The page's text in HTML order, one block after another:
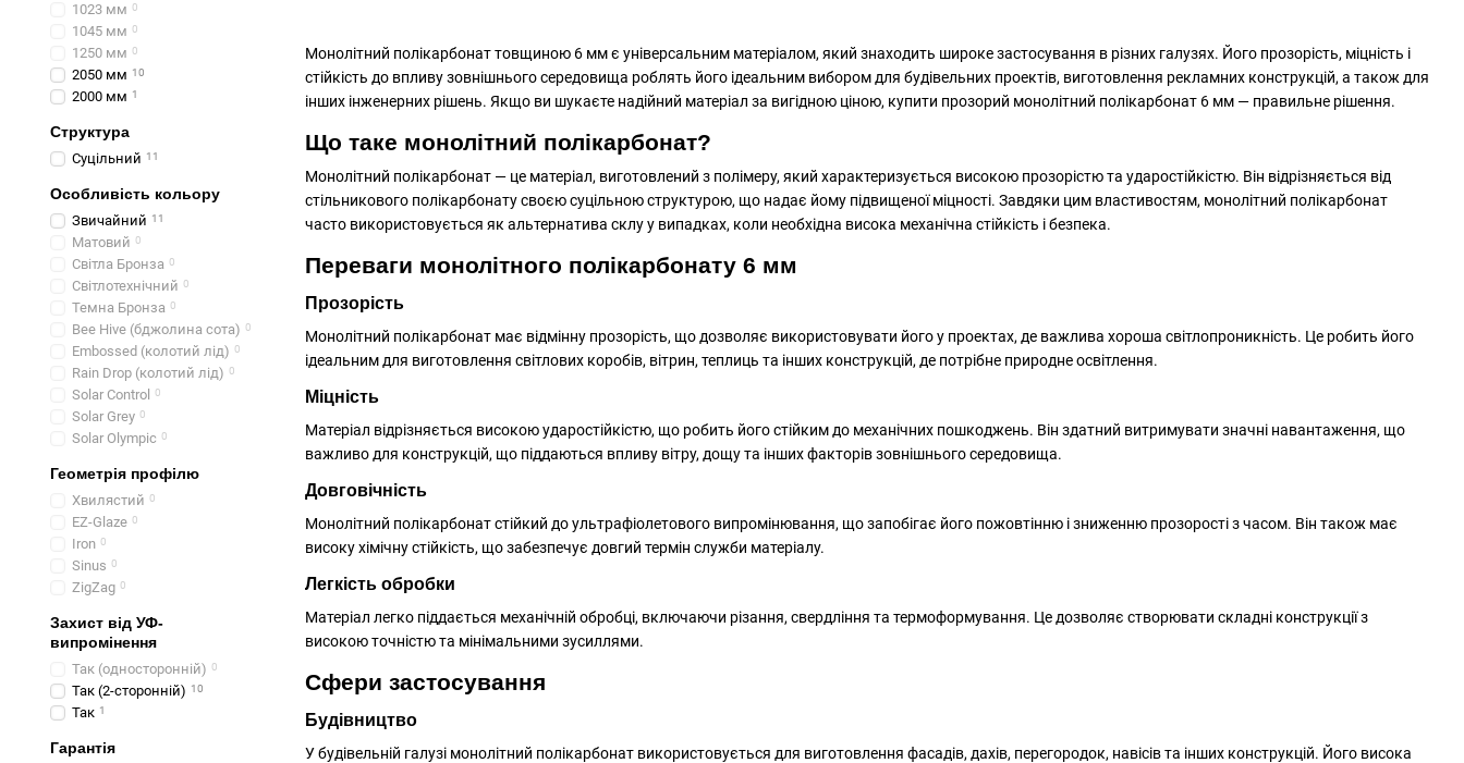
Монолітний полікарбонат товщиною 6 мм є універсальним матеріалом, який знаходить широке застосування в різних галузях. Його прозорість, міцність і
стійкість до впливу зовнішнього середовища роблять його ідеальним вибором для будівельних проектів, виготовлення рекламних конструкцій, а також для
інших інженерних рішень. Якщо ви шукаєте надійний матеріал за вигідною ціною, купити прозорий монолітний полікарбонат 6 мм — правильне рішення.
Що таке монолітний полікарбонат?
Монолітний полікарбонат — це матеріал, виготовлений з полімеру, який характеризується високою прозорістю та ударостійкістю. Він відрізняється від
стільникового полікарбонату своєю суцільною структурою, що надає йому підвищеної міцності. Завдяки цим властивостям, монолітний полікарбонат
часто використовується як альтернатива склу у випадках, коли необхідна висока механічна стійкість і безпека.
Переваги монолітного полікарбонату 6 мм
Прозорість
Монолітний полікарбонат має відмінну прозорість, що дозволяє використовувати його у проектах, де важлива хороша світлопроникність. Це робить його
ідеальним для виготовлення світлових коробів, вітрин, теплиць та інших конструкцій, де потрібне природне освітлення.
Міцність
Матеріал відрізняється високою ударостійкістю, що робить його стійким до механічних пошкоджень. Він здатний витримувати значні навантаження, що
важливо для конструкцій, що піддаються впливу вітру, дощу та інших факторів зовнішнього середовища.
Довговічність
Монолітний полікарбонат стійкий до ультрафіолетового випромінювання, що запобігає його пожовтінню і зниженню прозорості з часом. Він також має
високу хімічну стійкість, що забезпечує довгий термін служби матеріалу.
Легкість обробки
Матеріал легко піддається механічній обробці, включаючи різання, свердління та термоформування. Це дозволяє створювати складні конструкції з
високою точністю та мінімальними зусиллями.
Сфери застосування
Будівництво
У будівельній галузі монолітний полікарбонат використовується для виготовлення фасадів, дахів, перегородок, навісів та інших конструкцій. Його висока
1023 мм 0
1045 мм 0
1250 мм 0
2050 мм 10
2000 мм 1
Структура
Суцільний 11
Особливість кольору
Звичайний 11
Матовий 0
Світла Бронза 0
Світлотехнічний 0
Темна Бронза 0
Bee Hive (бджолина сота) 0
Embossed (колотий лід) 0
Rain Drop (колотий лід) 0
Solar Control 0
Solar Grey 0
Solar Olympic 0
Геометрія профілю
Хвилястий 0
EZ-Glaze 0
Iron 0
Sinus 0
ZigZag 0
Захист від УФ-
випромінення
Так (односторонній) 0
Так (2-сторонній) 10
Так 1
Гарантія